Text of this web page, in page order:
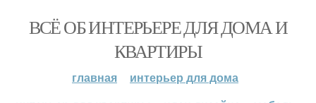
ВСЁ ОБ ИНТЕРЬЕРЕ ДЛЯ ДОМА И
КВАРТИРЫ
главная
интерьер для дома